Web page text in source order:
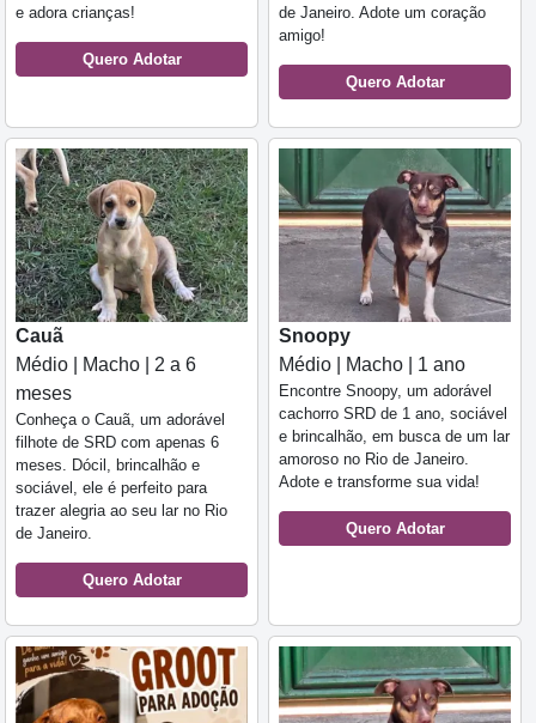
e adora crianças!
Quero Adotar
de Janeiro. Adote um coração
amigo!
Quero Adotar
Cauã
Médio | Macho | 2 a 6
meses
Conheça o Cauã, um adorável
filhote de SRD com apenas 6
meses. Dócil, brincalhão e
sociável, ele é perfeito para
trazer alegria ao seu lar no Rio
de Janeiro.
Quero Adotar
Snoopy
Médio | Macho | 1 ano
Encontre Snoopy, um adorável
cachorro SRD de 1 ano, sociável
e brincalhão, em busca de um lar
amoroso no Rio de Janeiro.
Adote e transforme sua vida!
Quero Adotar